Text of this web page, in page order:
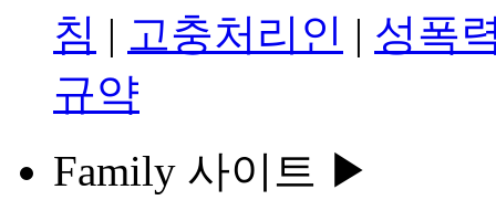
침 | 고충처리인 | 성폭
규약
Family 사이트 ▶